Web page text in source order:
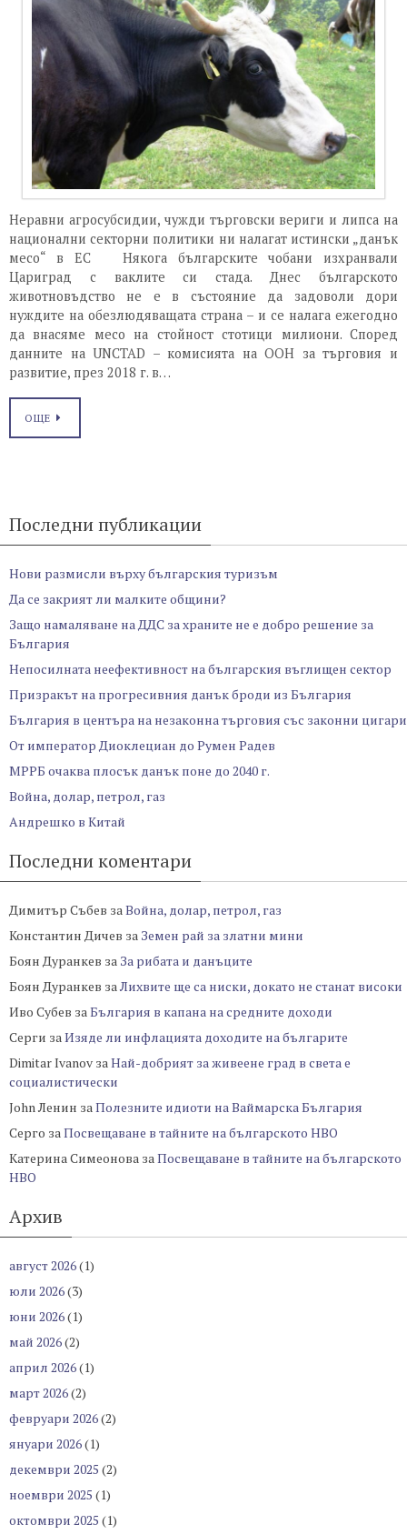
Неравни агросубсидии, чужди търговски вериги и липса на
национални секторни политики ни налагат истински „данък
месо“ в ЕС Някога българските чобани изхранвали
Цариград с ваклите си стада. Днес българското
животновъдство не е в състояние да задоволи дори
нуждите на обезлюдяващата страна – и се налага ежегодно
да внасяме месо на стойност стотици милиони. Според
данните на UNCTAD – комисията на ООН за търговия и
развитие, през 2018 г. в…
ОЩЕ
Последни публикации
Нови размисли върху българския туризъм
Да се закрият ли малките общини?
Защо намаляване на ДДС за храните не е добро решение за
България
Непосилната неефективност на българския въглищен сектор
Призракът на прогресивния данък броди из България
България в центъра на незаконна търговия със законни цигари
От император Диоклециан до Румен Радев
МРРБ очаква плосък данък поне до 2040 г.
Война, долар, петрол, газ
Андрешко в Китай
Последни коментари
Димитър Събев заВойна, долар, петрол, газ
Константин Дичев за Земен рай за златни мини
Боян Дуранкев за За рибата и данъците
Боян Дуранкев заЛихвите ще са ниски, докато не станат високи
Иво Субев заБългария в капана на средните доходи
Серги заИзяде ли инфлацията доходите на българите
Dimitar Ivanov заНай-добрият за живеене град в света е
социалистически
John Ленин заПолезните идиоти на Ваймарска България
Серго заПосвещаване в тайните на българското НВО
Катерина Симеонова заПосвещаване в тайните на българското
НВО
Архив
август 2026(1)
юли 2026(3)
юни 2026(1)
май 2026(2)
април 2026(1)
март 2026(2)
февруари 2026(2)
януари 2026(1)
декември 2025 (2)
ноември 2025 (1)
октомври 2025 (1)